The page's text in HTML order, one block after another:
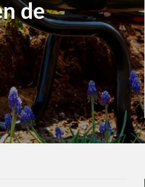
de